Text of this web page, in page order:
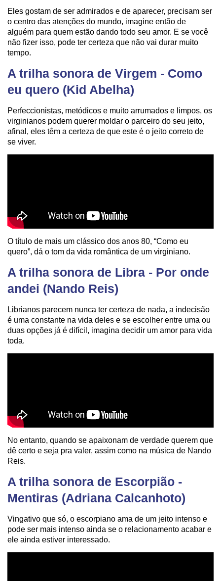
Eles gostam de ser admirados e de aparecer, precisam ser
o centro das atenções do mundo, imagine então de
alguém para quem estão dando todo seu amor. E se você
não fizer isso, pode ter certeza que não vai durar muito
tempo.
A trilha sonora de Virgem - Como
eu quero (Kid Abelha)
Perfeccionistas, metódicos e muito arrumados e limpos, os
virginianos podem querer moldar o parceiro do seu jeito,
afinal, eles têm a certeza de que este é o jeito correto de
se viver.
O título de mais um clássico dos anos 80, “Como eu
quero”, dá o tom da vida romântica de um virginiano.
A trilha sonora de Libra - Por onde
andei (Nando Reis)
Librianos parecem nunca ter certeza de nada, a indecisão
é uma constante na vida deles e se escolher entre uma ou
duas opções já é difícil, imagina decidir um amor para vida
toda.
No entanto, quando se apaixonam de verdade querem que
dê certo e seja pra valer, assim como na música de Nando
Reis.
A trilha sonora de Escorpião -
Mentiras (Adriana Calcanhoto)
Vingativo que só, o escorpiano ama de um jeito intenso e
pode ser mais intenso ainda se o relacionamento acabar e
ele ainda estiver interessado.